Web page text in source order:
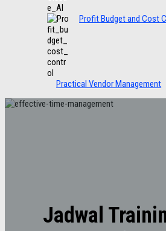
Profit Budget and Cost
Practical Vendor Management
Jadwal